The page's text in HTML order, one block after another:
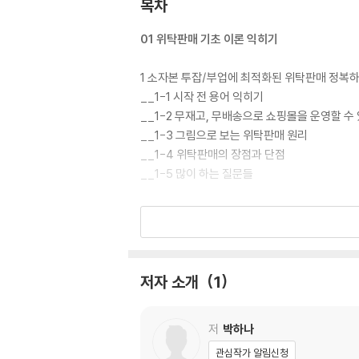
목차
01 위탁판매 기초 이론 익히기
1 소자본 투잡/부업에 최적화된 위탁판매 정복
__1-1 시작 전 용어 익히기
__1-2 무재고, 무배송으로 쇼핑몰을 운영할 수
__1-3 그림으로 보는 위탁판매 원리
__1-4 위탁판매의 장점과 단점
__1-5 많이 하는 질문들
2 달력으로 보는 스마트스토어 운영 2개월
__3-1 스마트스토어란?
__3-2 왜 스마트스토어를 해야 할까?
저자 소개 1
저 박하나
관심작가 알림신청